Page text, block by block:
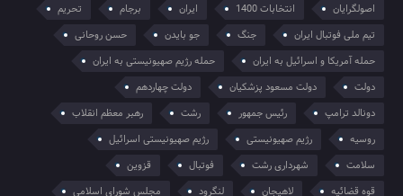
اصولگرایان
انتخابات 1400 ایران برجام
تحریم
تیم ملی فوتبال ایران
جنگ جو بایدن
حسن روحانی
حمله آمریکا و اسرائیل به ایران
حمله رژیم صهیونیستی به ایران
دولت
دولت مسعود پزشکیان
دولت چهاردهم
دونالد ترامپ
رئیس جمهور رشت
رهبر معظم انقلاب
روسیه
رژیم صهیونیستی
رژیم صهیونیستی اسرائیل
سلامت
شهرداری رشت فوتبال
قزوین
قوه قضائیه
لاهیجان لنگرود مجلس شورای اسلامی